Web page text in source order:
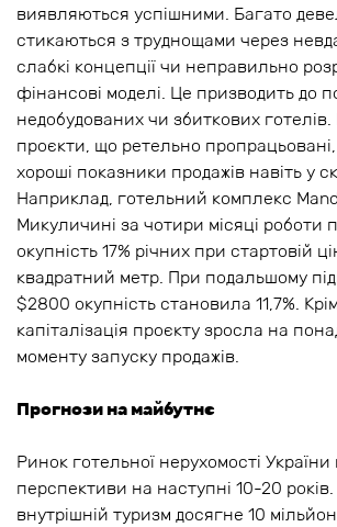
виявляються успішними. Багато
стикаються з труднощами через
слабкі концепції чи неправильно
фінансові моделі. Це призводить до
недобудованих чи збиткових
проєкти, що ретельно
хороші показники продажів навіть у
Наприклад, готельний комплекс
Микуличині за чотири місяці роботи
окупність 17% річних при стартовій
квадратний метр. При подальшому
$2800 окупність становила 11,7%.
капіталізація проєкту зросла на
моменту запуску продажів.
Прогнози на майбутнє
Ринок готельної нерухомості України
перспективи на наступні 10-20
внутрішній туризм досягне 10